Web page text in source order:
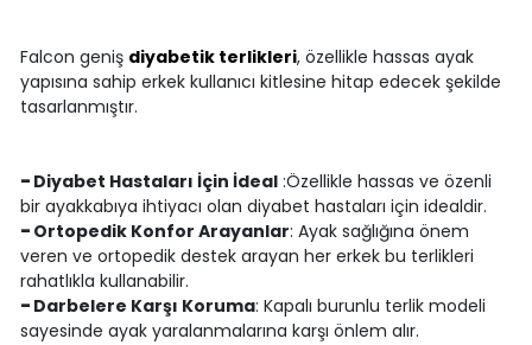
Falcon geniş diyabetik terlikleri, özellikle hassas ayak
yapısına sahip erkek kullanıcı kitlesine hitap edecek şekilde
tasarlanmıştır.
- Diyabet Hastaları İçin İdeal:Özellikle hassas ve özenli
bir ayakkabıya ihtiyacı olan diyabet hastaları için idealdir.
- Ortopedik Konfor Arayanlar: Ayak sağlığına önem
veren ve ortopedik destek arayan her erkek bu terlikleri
rahatlıkla kullanabilir.
- Darbelere Karşı Koruma: Kapalı burunlu terlik modeli
sayesinde ayak yaralanmalarına karşı önlem alır.